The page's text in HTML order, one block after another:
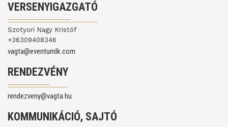
VERSENYIGAZGATÓ
Szotyori Nagy Kristóf
+36309408346
vagta@eventumlk.com
RENDEZVÉNY
rendezveny@vagta.hu
KOMMUNIKÁCIÓ, SAJTÓ